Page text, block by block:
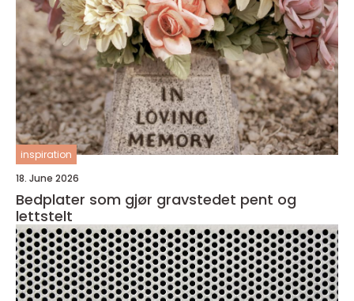
inspiration
18. June 2026
Bedplater som gjør gravstedet pent og
lettstelt